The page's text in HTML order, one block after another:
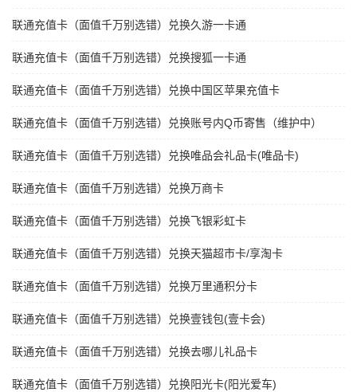
联通充值卡（面值千万别选错）兑换久游一卡通
联通充值卡（面值千万别选错）兑换搜狐一卡通
联通充值卡（面值千万别选错）兑换中国区苹果充值卡
联通充值卡（面值千万别选错）兑换账号内Q币寄售（维护中）
联通充值卡（面值千万别选错）兑换唯品会礼品卡(唯品卡)
联通充值卡（面值千万别选错）兑换万商卡
联通充值卡（面值千万别选错）兑换飞银彩虹卡
联通充值卡（面值千万别选错）兑换天猫超市卡/享淘卡
联通充值卡（面值千万别选错）兑换万里通积分卡
联通充值卡（面值千万别选错）兑换壹钱包(壹卡会)
联通充值卡（面值千万别选错）兑换去哪儿礼品卡
联通充值卡（面值千万别选错）兑换阳光卡(阳光爱车)